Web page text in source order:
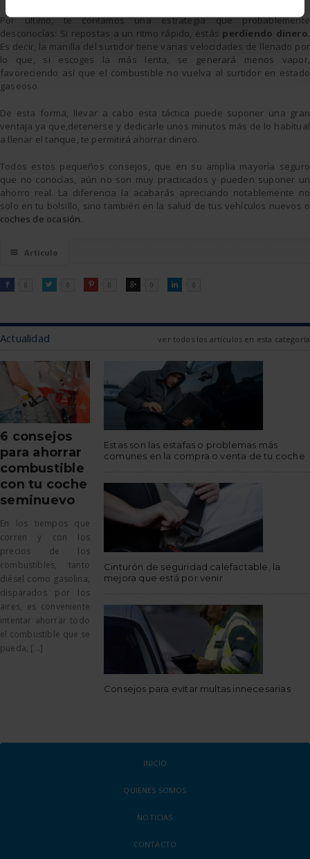
Por último, te contamos una estrategia que probablemente
desconocías: Si repostas a un ritmo rápido, estás perdiendo dinero.
Es decir, la manilla del surtidor tiene varias velocidades de llenado por
lo que, si escoges la más lenta, se generará menos vapor,
favoreciendo así que el combustible no vuelva al surtidor en estado
gaseoso.
De esta forma, llevar a cabo esta táctica puede suponer una gran
ventaja ya que,detenerse y dedicarle unos minutos más de lo habitual
a llenar el tanque, te permitirá ahorrar dinero.
Todos estos pequeños consejos, que en su amplia mayoría seguro
que no conocías, aún no son muy practicados y pueden suponer un
ahorro real. La diferencia la acabarás apreciando notablemente no
solo en tu bolsillo, sino también en la salud de tus vehículos nuevos o
coches de ocasión.
☰ Artículo

FACEBOOK
0 
TWITTER0 
PINTEREST
0 
GOOGLE0 
LINKEDIN
0
Actualidad ver todos los artículos en esta categoría
6 consejos
para ahorrar
combustible
con tu coche
seminuevo
En los tiempos que
corren y con los
precios de los
combustibles, tanto
diésel como gasolina,
disparados por los
aires, es conveniente
intentar ahorrar todo
el combustible que se
pueda, [...]
Estas son las estafas o problemas más
comunes en la compra o venta de tu coche
Cinturón de seguridad calefactable, la
mejora que está por venir
Consejos para evitar multas innecesarias
INICIO
QUIENES SOMOS
NOTICIAS
CONTACTO